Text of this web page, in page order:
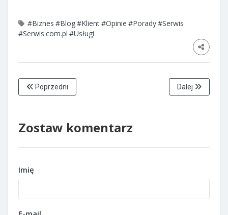
#Biznes #Blog#Klient#Opinie #Porady#Serwis
#Serwis.com.pl #Usługi
Poprzedni Dalej
Zostaw komentarz
Imię